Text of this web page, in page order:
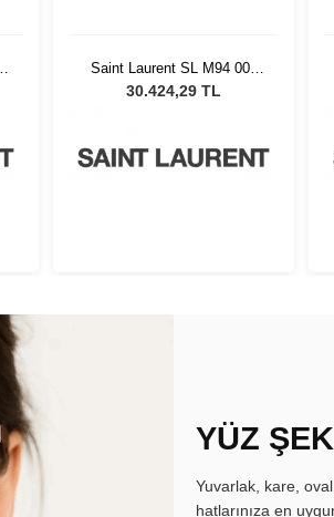
Saint Laurent SL M94 001
Kadın Güneş Gözlüğü
30.424,29 TL
YÜZ
Yuvarlak, kare,
hatlarınıza en